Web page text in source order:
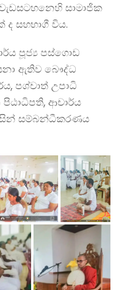
සාමාජික
ද සහභාගී විය.
පූජ්‍ය පස්ගොඩ
ඇතිව බෞද්ධ
පශ්චාත් උපාධි
ආචාර්ය
සම්බන්ධීකරණය